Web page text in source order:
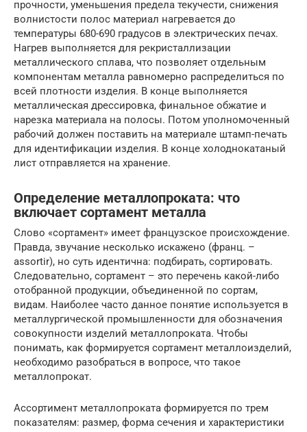
прочности, уменьшения предела текучести, снижения
волнистости полос материал нагревается до
температуры 680-690 градусов в электрических печах.
Нагрев выполняется для рекристаллизации
металлического сплава, что позволяет отдельным
компонентам металла равномерно распределиться по
всей плотности изделия. В конце выполняется
металлическая дрессировка, финальное обжатие и
нарезка материала на полосы. Потом уполномоченный
рабочий должен поставить на материале штамп-печать
для идентификации изделия. В конце холоднокатаный
лист отправляется на хранение.
Определение металлопроката: что
включает сортамент металла
Слово «сортамент» имеет французское происхождение.
Правда, звучание несколько искажено (франц. –
assortir), но суть идентична: подбирать, сортировать.
Следовательно, сортамент – это перечень какой-либо
отобранной продукции, объединенной по сортам,
видам. Наиболее часто данное понятие используется в
металлургической промышленности для обозначения
совокупности изделий металлопроката. Чтобы
понимать, как формируется сортамент металлоизделий,
необходимо разобраться в вопросе, что такое
металлопрокат.
Ассортимент металлопроката формируется по трем
показателям: размер, форма сечения и характеристики